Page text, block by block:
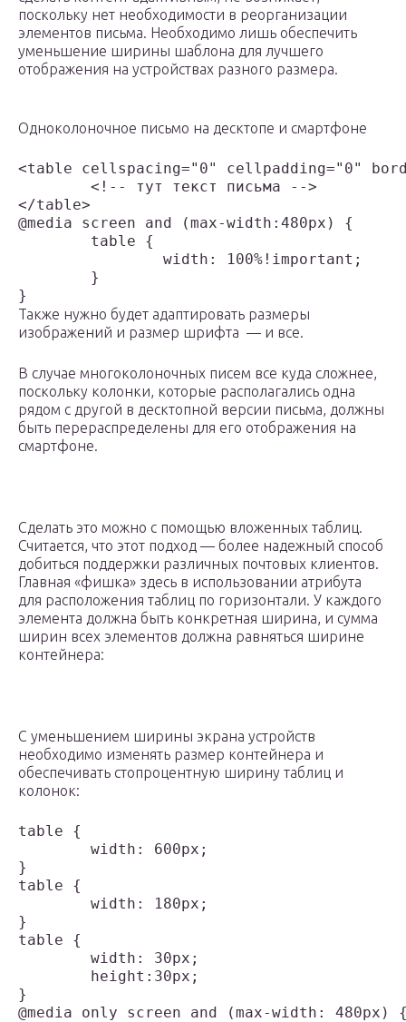
поскольку нет необходимости в реорганизации
элементов письма. Необходимо лишь обеспечить
уменьшение ширины шаблона для лучшего
отображения на устройствах разного размера.
Одноколоночное письмо на десктопе и смартфоне
<table cellspacing="0" cellpadding="0"
</table>
@media screen and (max-width:480px) {
Также нужно будет адаптировать размеры
изображений и размер шрифта — и все.
В случае многоколоночных писем все куда сложнее,
поскольку колонки, которые располагались одна
рядом с другой в десктопной версии письма, должны
быть перераспределены для его отображения на
смартфоне.
Сделать это можно с помощью вложенных таблиц.
Считается, что этот подход — более надежный способ
добиться поддержки различных почтовых клиентов.
Главная «фишка» здесь в использовании атрибута
для расположения таблиц по горизонтали. У каждого
элемента должна быть конкретная ширина, и сумма
ширин всех элементов должна равняться ширине
контейнера:
С уменьшением ширины экрана устройств
необходимо изменять размер контейнера и
обеспечивать стопроцентную ширину таблиц и
колонок:
table {
}
table {
}
table {
}
@media only screen and (max-width: 480px)